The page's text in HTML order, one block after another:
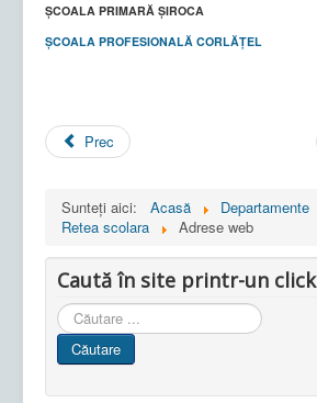
ȘCOALA PRIMARĂ ȘIROCA
ȘCOALA PROFESIONALĂ CORLĂȚEL
Prec
Sunteți aici: Acasă
Departamente
Retea scolara
Adrese web
Caută în site printr-un click
Cauta
in
site
Căutare